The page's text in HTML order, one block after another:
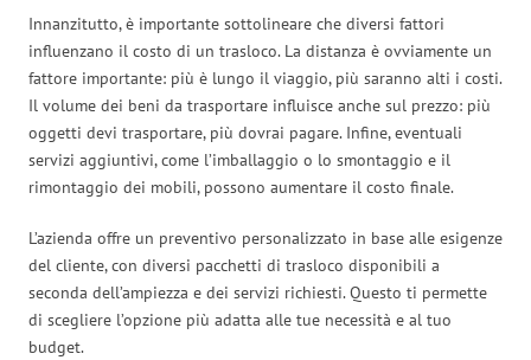
Innanzitutto, è importante sottolineare che diversi fattori
influenzano il costo di un trasloco. La distanza è ovviamente un
fattore importante: più è lungo il viaggio, più saranno alti i costi.
Il volume dei beni da trasportare influisce anche sul prezzo: più
oggetti devi trasportare, più dovrai pagare. Infine, eventuali
servizi aggiuntivi, come l’imballaggio o lo smontaggio e il
rimontaggio dei mobili, possono aumentare il costo finale.
L’azienda offre un preventivo personalizzato in base alle esigenze
del cliente, con diversi pacchetti di trasloco disponibili a
seconda dell’ampiezza e dei servizi richiesti. Questo ti permette
di scegliere l’opzione più adatta alle tue necessità e al tuo
budget.